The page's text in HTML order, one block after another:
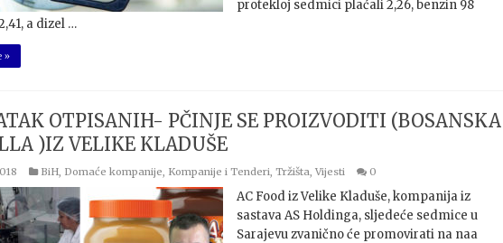
protekloj sedmici plaćali 2,26, benzin 98
a dizel …
»
OTPISANIH- PČINJE SE PROIZVODITI (BOSANSKA
)IZ VELIKE KLADUŠE
BiH, Domaće kompanije, Kompanije i Tenderi, Tržišta, Vijesti 0
AC Food iz Velike Kladuše, kompanija iz
sastava AS Holdinga, sljedeće sedmice u
Sarajevu zvanično će promovirati na naa